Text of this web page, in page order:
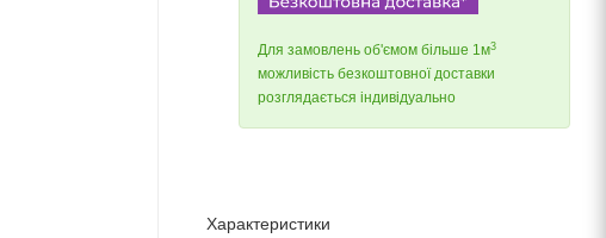
Для замовлень об'ємом більше 1м3
можливість безкоштовної доставки
розглядається індивідуально
Характеристики